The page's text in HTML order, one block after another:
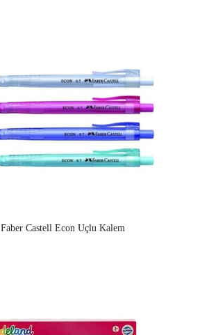
Faber Castell Econ Uçlu Kalem